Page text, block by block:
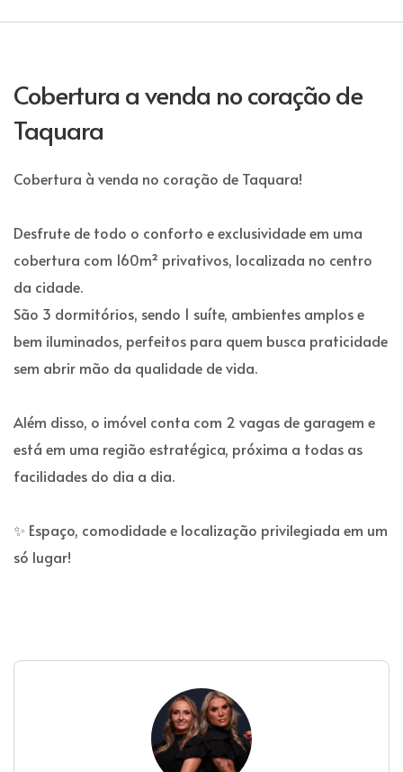
Cobertura a venda no coração de
Taquara
Cobertura à venda no coração de Taquara!
Desfrute de todo o conforto e exclusividade em uma
cobertura com 160m² privativos, localizada no centro
da cidade.
São 3 dormitórios, sendo 1 suíte, ambientes amplos e
bem iluminados, perfeitos para quem busca praticidade
sem abrir mão da qualidade de vida.
Além disso, o imóvel conta com 2 vagas de garagem e
está em uma região estratégica, próxima a todas as
facilidades do dia a dia.
✨ Espaço, comodidade e localização privilegiada em um
só lugar!